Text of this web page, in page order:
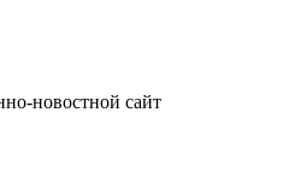
новостной сайт